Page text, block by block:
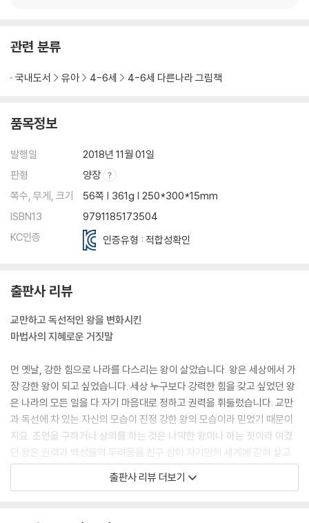
관련 분류
국내도서 유아 4-6세 4-6세 다른나라 그림책
품목정보
발행일
2018년 11월 01일
판형
양장
쪽수, 무게, 크기
56쪽 | 361g | 250*300*15mm
ISBN13
9791185173504
KC인증
인증유형 : 적합성확인
출판사 리뷰
교만하고 독선적인 왕을 변화시킨
마법사의 지혜로운 거짓말
먼 옛날, 강한 힘으로 나라를 다스리는 왕이 살았습니다. 왕은 세상에서 가
장 강한 왕이 되고 싶었습니다. 세상 누구보다 강력한 힘을 갖고 싶었던 왕
은 나라의 모든 일을 다 자기 마음대로 정하고 권력을 휘둘렀습니다. 교만
과 독선에 차 있는 자신의 모습이 진정 강한 왕의 모습이라 믿었기 때문이
지요. 조언을 구하거나 상의를 하는 것은 나약한 왕이나 하는 짓이라 여겼
던 왕은 권력과 백성들의 두려움을 친구 삼아 자기만의 세계에 갇혀 살고
있었습니다.
출판사 리뷰 더보기